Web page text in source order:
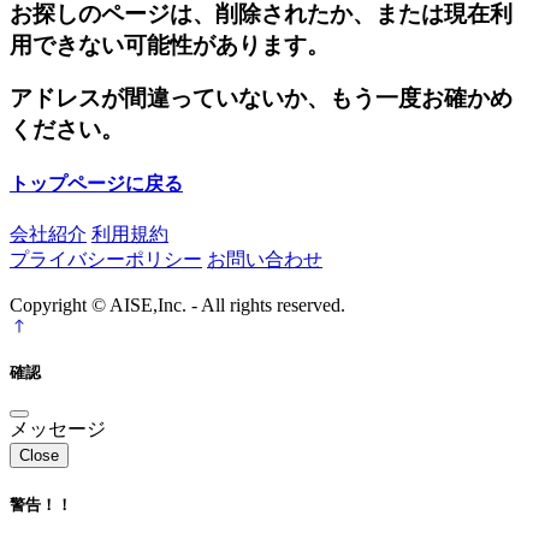
お探しのページは、削除されたか、または現在利
用できない可能性があります。
アドレスが間違っていないか、もう一度お確かめ
ください。
トップページに戻る
会社紹介 利用規約
プライバシーポリシー お問い合わせ
Copyright © AISE,Inc. - All rights reserved.
確認
メッセージ
Close
警告！！